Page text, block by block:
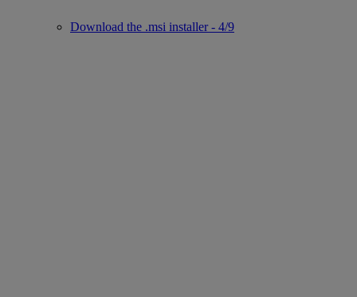
Download the .msi installer - 4/9